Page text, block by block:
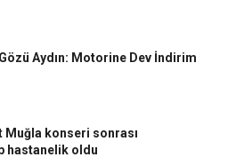
Aydın: Motorine Dev İndirim
Muğla konseri sonrası
hastanelik oldu